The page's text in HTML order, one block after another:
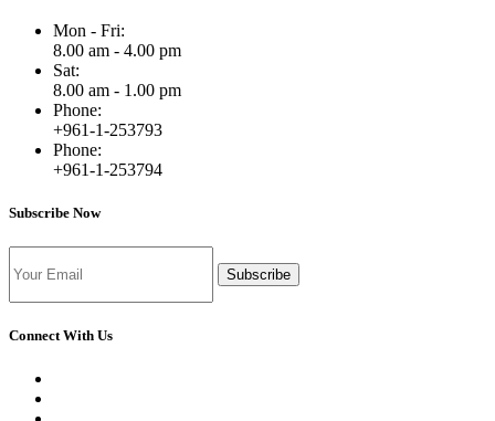
Mon - Fri:
8.00 am - 4.00 pm
Sat:
8.00 am - 1.00 pm
Phone:
+961-1-253793
Phone:
+961-1-253794
Subscribe Now
Subscribe
Connect With Us